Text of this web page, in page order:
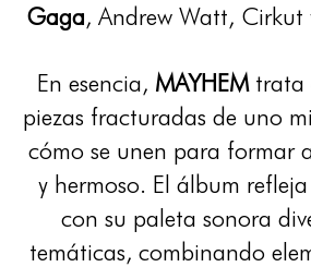
Gaga, Andrew Watt, Cirkut
En esencia, MAYHEM trata
piezas fracturadas de uno
cómo se unen para formar
y hermoso. El álbum
con su paleta sonora
temáticas, combinando